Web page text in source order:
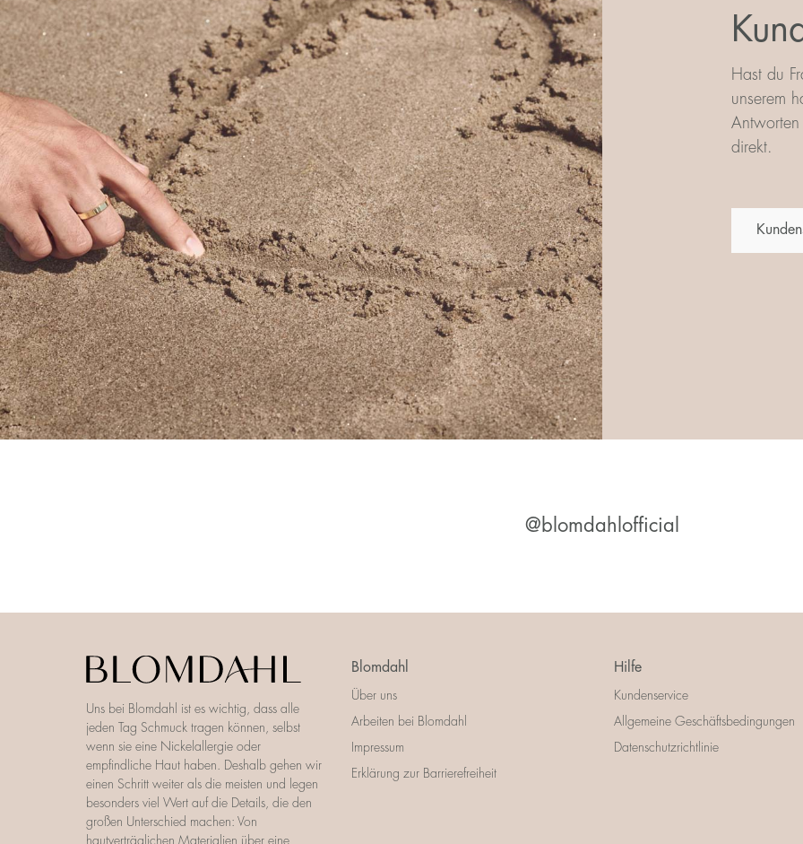
Hast du
unserem
direkt.
@blomdahlofficial
Uns bei Blomdahl ist es wichtig, dass alle
jeden Tag Schmuck tragen können, selbst
wenn sie eine Nickelallergie oder
empfindliche Haut haben. Deshalb gehen wir
einen Schritt weiter als die meisten und legen
besonders viel Wert auf die Details, die den
großen Unterschied machen: Von
hautverträglichen Materialien über eine
Blomdahl
Über uns
Arbeiten bei Blomdahl
Impressum
Erklärung zur Barrierefreiheit
Hilfe
Kundenservice
Allgemeine Geschäftsbedingungen
Datenschutzrichtlinie